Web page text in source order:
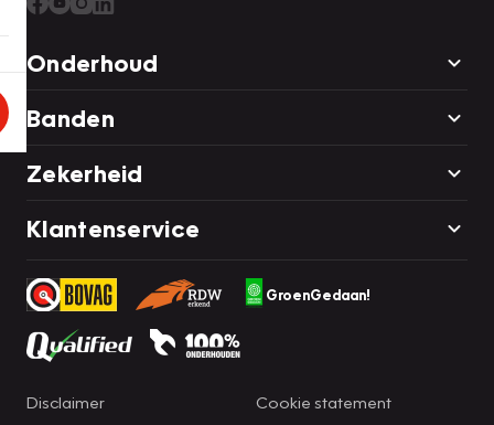
Onderhoud
Banden
Zekerheid
Klantenservice
GroenGedaan!
Disclaimer
Cookie statement